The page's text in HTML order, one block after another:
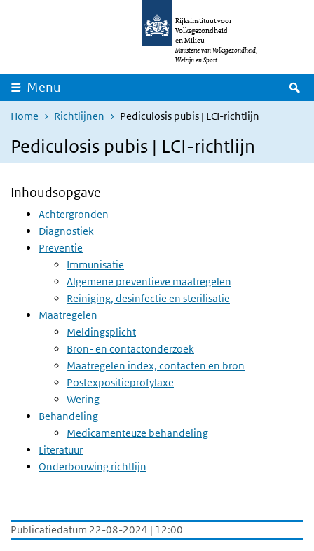
Overslaan en naar de inhoud gaan
Rijksinstituut voor
Volksgezondheid
en Milieu
Ministerie van Volksgezondheid,
Welzijn en Sport
Menu
Home Richtlijnen Pediculosis pubis | LCI-richtlijn
Pediculosis pubis | LCI-richtlijn
Publicatiedatum 22-08-2024 | 12:00
Inhoudsopgave
Achtergronden
Diagnostiek
Preventie
Immunisatie
Algemene preventieve maatregelen
Reiniging, desinfectie en sterilisatie
Maatregelen
Meldingsplicht
Bron- en contactonderzoek
Maatregelen index, contacten en bron
Postexpositieprofylaxe
Wering
Behandeling
Medicamenteuze behandeling
Literatuur
Onderbouwing richtlijn